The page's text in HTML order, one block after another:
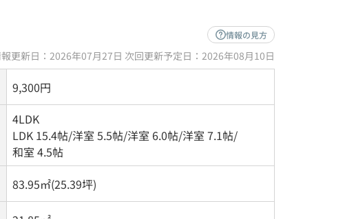
情報の見方
更新日：2026年07月27日 次回更新予定日：2026年08月10日
9,300円
4LDK
LDK 15.4帖/洋室 5.5帖/洋室 6.0帖/洋室 7.1帖/
和室 4.5帖
83.95㎡(25.39坪)